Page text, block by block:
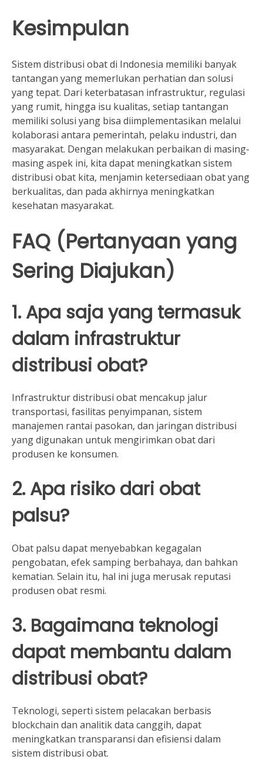
Kesimpulan
Sistem distribusi obat di Indonesia memiliki banyak
tantangan yang memerlukan perhatian dan solusi
yang tepat. Dari keterbatasan infrastruktur, regulasi
yang rumit, hingga isu kualitas, setiap tantangan
memiliki solusi yang bisa diimplementasikan melalui
kolaborasi antara pemerintah, pelaku industri, dan
masyarakat. Dengan melakukan perbaikan di masing-
masing aspek ini, kita dapat meningkatkan sistem
distribusi obat kita, menjamin ketersediaan obat yang
berkualitas, dan pada akhirnya meningkatkan
kesehatan masyarakat.
FAQ (Pertanyaan yang
Sering Diajukan)
1. Apa saja yang termasuk
dalam infrastruktur
distribusi obat?
Infrastruktur distribusi obat mencakup jalur
transportasi, fasilitas penyimpanan, sistem
manajemen rantai pasokan, dan jaringan distribusi
yang digunakan untuk mengirimkan obat dari
produsen ke konsumen.
2. Apa risiko dari obat
palsu?
Obat palsu dapat menyebabkan kegagalan
pengobatan, efek samping berbahaya, dan bahkan
kematian. Selain itu, hal ini juga merusak reputasi
produsen obat resmi.
3. Bagaimana teknologi
dapat membantu dalam
distribusi obat?
Teknologi, seperti sistem pelacakan berbasis
blockchain dan analitik data canggih, dapat
meningkatkan transparansi dan efisiensi dalam
sistem distribusi obat.